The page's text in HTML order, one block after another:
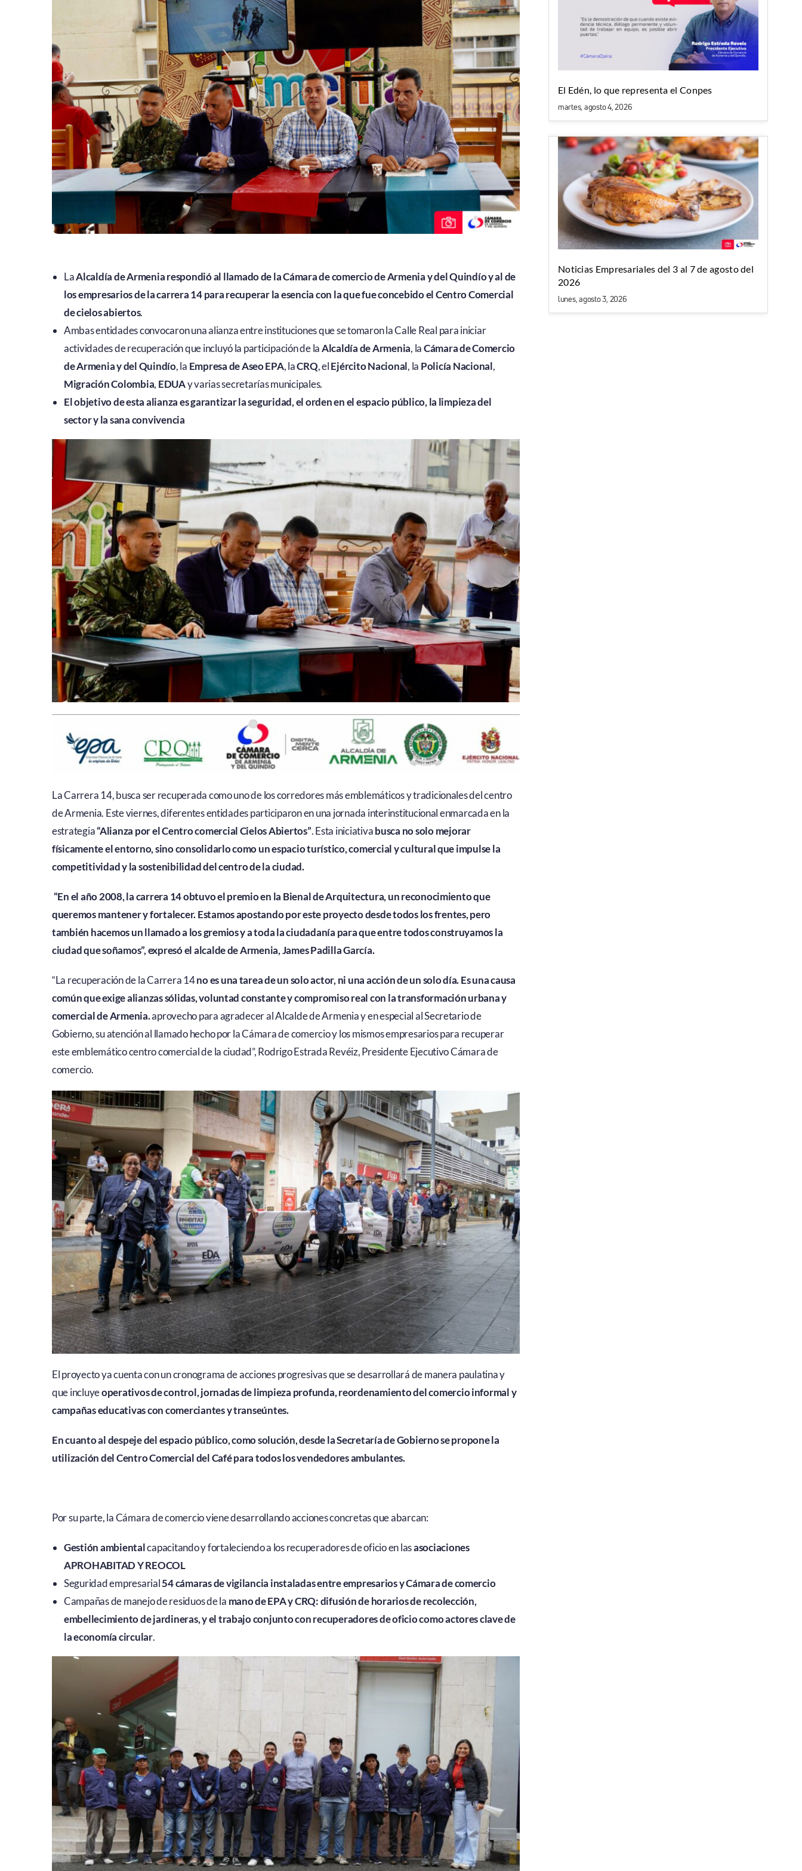
LaAlcaldía de Armenia respondió al llamado de la Cámara de comercio de Armenia y del Quindío y al de
los empresarios de la carrera 14 para recuperar la esencia con la que fue concebido el Centro Comercial
de cielos abiertos.
Ambas entidades convocaron una alianza entre instituciones que se tomaron la Calle Real para iniciar
actividades de recuperación que incluyó la participación de laAlcaldía de Armenia, laCámara de Comercio
de Armenia y del Quindío, la Empresa de Aseo EPA, laCRQ, elEjército Nacional, la Policía Nacional,
Migración Colombia, EDUAy varias secretarías municipales.
El objetivo de esta alianza es garantizar la seguridad, el orden en el espacio público, la limpieza del
sector y la sana convivencia
La Carrera 14, busca ser recuperada como uno de los corredores más emblemáticos y tradicionales del centro
de Armenia. Este viernes, diferentes entidades participaron en una jornada interinstitucional enmarcada en la
estrategia“Alianza por el Centro comercial Cielos Abiertos”. Esta iniciativabusca no solo mejorar
físicamente el entorno, sino consolidarlo como un espacio turístico, comercial y cultural que impulse la
competitividad y la sostenibilidad del centro de la ciudad.
“En el año 2008, la carrera 14 obtuvo el premio en la Bienal de Arquitectura, un reconocimiento que
queremos mantener y fortalecer. Estamos apostando por este proyecto desde todos los frentes, pero
también hacemos un llamado a los gremios y a toda la ciudadanía para que entre todos construyamos la
ciudad que soñamos”, expresó el alcalde de Armenia, James Padilla García.
“La recuperación de la Carrera 14no es una tarea de un solo actor, ni una acción de un solo día. Es una causa
común que exige alianzas sólidas, voluntad constante y compromiso real con la transformación urbana y
comercial de Armenia.aprovecho para agradecer al Alcalde de Armenia y en especial al Secretario de
Gobierno, su atención al llamado hecho por la Cámara de comercio y los mismos empresarios para recuperar
este emblemático centro comercial de la ciudad”, Rodrigo Estrada Revéiz, Presidente Ejecutivo Cámara de
comercio.
El proyecto ya cuenta con un cronograma de acciones progresivas que se desarrollará de manera paulatina y
que incluyeoperativos de control, jornadas de limpieza profunda, reordenamiento del comercio informal y
campañas educativas con comerciantes y transeúntes.
En cuanto al despeje del espacio público, como solución, desde la Secretaría de Gobierno se propone la
utilización del Centro Comercial del Café para todos los vendedores ambulantes.
Por su parte, la Cámara de comercio viene desarrollando acciones concretas que abarcan:
Gestión ambientalcapacitando y fortaleciendo a los recuperadores de oficio en lasasociaciones
APROHABITAD Y REOCOL
Seguridad empresarial54 cámaras de vigilancia instaladas entre empresarios y Cámara de comercio
Campañas de manejo de residuos de la mano de EPA y CRQ: difusión de horarios de recolección,
embellecimiento de jardineras, y el trabajo conjunto con recuperadores de oficio como actores clave de
la economía circular.
El Edén, lo que representa el Conpes
martes, agosto 4, 2026
Noticias Empresariales del 3 al 7 de agosto del
2026
lunes, agosto 3, 2026